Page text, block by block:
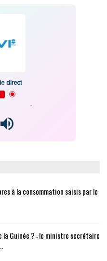
direct
à la consommation saisis par le
la Guinée ? : le ministre secrétaire